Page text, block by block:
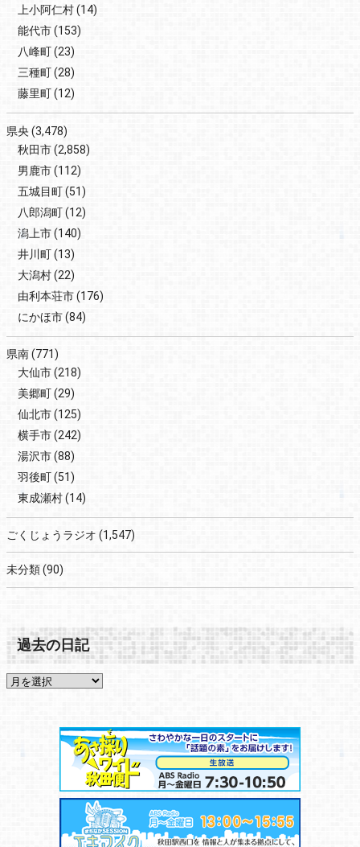
上小阿仁村(14)
能代市(153)
八峰町(23)
三種町(28)
藤里町(12)
県央 (3,478)
秋田市(2,858)
男鹿市(112)
五城目町(51)
八郎潟町(12)
潟上市(140)
井川町(13)
大潟村(22)
由利本荘市(176)
にかほ市(84)
県南(771)
大仙市(218)
美郷町(29)
仙北市(125)
横手市(242)
湯沢市(88)
羽後町(51)
東成瀬村(14)
ごくじょうラジオ (1,547)
未分類(90)
過去の日記